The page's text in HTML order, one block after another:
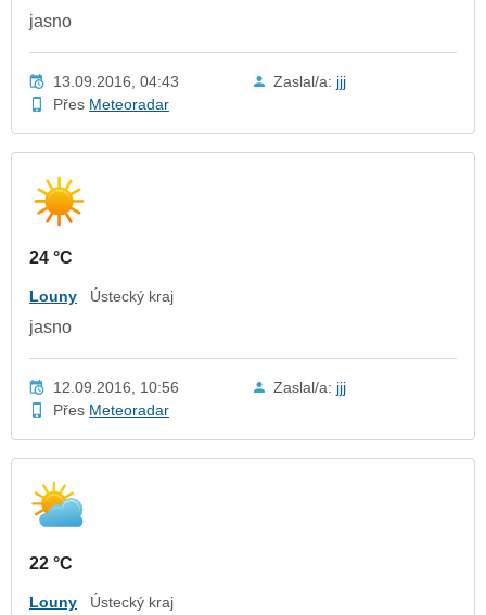
jasno
13.09.2016, 04:43 Zaslal/a: jjj
Přes Meteoradar
24 °C
Louny Ústecký kraj
jasno
12.09.2016, 10:56 Zaslal/a: jjj
Přes Meteoradar
22 °C
Louny Ústecký kraj